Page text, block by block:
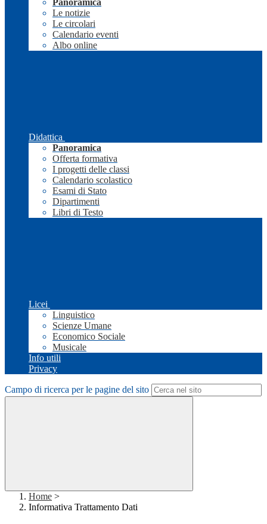
Panoramica
Le notizie
Le circolari
Calendario eventi
Albo online
Didattica
Panoramica
Offerta formativa
I progetti delle classi
Calendario scolastico
Esami di Stato
Dipartimenti
Libri di Testo
Licei
Linguistico
Scienze Umane
Economico Sociale
Musicale
Info utili
Privacy
Campo di ricerca per le pagine del sito
Home >
Informativa Trattamento Dati